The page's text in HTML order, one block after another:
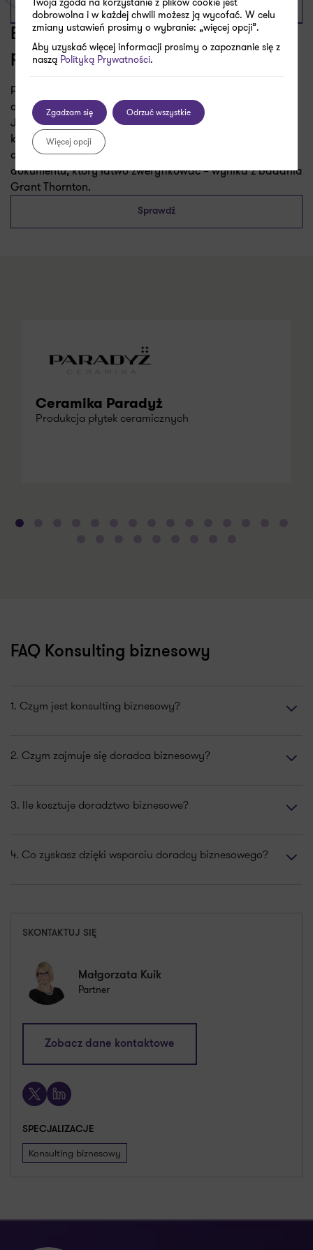
Sprawdź
Biznes bez kompasu, czyli strategie w
polskich firmach
Ponad 60% dużych i średnich firm w Polsce deklaruje, że
działa w oparciu o przygotowaną wieloletnią strategię.
Jednak jedynie 50% badanych podmiotów ma strategię,
którą zakomunikowała pracownikom, a tylko 1/3
dodatkowo przygotowała strategię w formie oficjalnego
dokumentu, który łatwo zweryfikować – wynika z badania
Grant Thornton.
Sprawdź
Ceramika Paradyż
Produkcja płytek ceramicznych
FAQ Konsulting biznesowy
1. Czym jest konsulting biznesowy?
2. Czym zajmuje się doradca biznesowy?
3. Ile kosztuje doradztwo biznesowe?
4. Co zyskasz dzięki wsparciu doradcy biznesowego?
SKONTAKTUJ SIĘ
Małgorzata Kuik
Partner
Zobacz dane kontaktowe
X LinkedIn
SPECJALIZACJE
Konsulting biznesowy
dobrowolna i w każdej chwili możesz ją wycofać. W celu
zmiany ustawień prosimy o wybranie: „więcej opcji”.
Aby uzyskać więcej informacji prosimy o zapoznanie się z
naszą Polityką Prywatności.
Zgadzam się Odrzuć wszystkie
Więcej opcji